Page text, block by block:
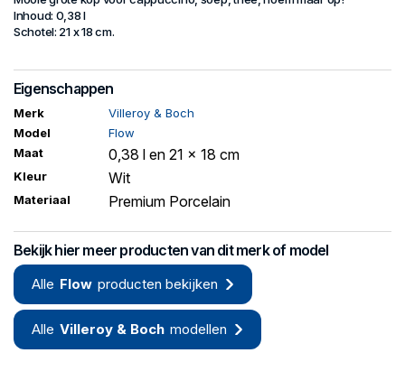
Inhoud: 0,38 l
Schotel: 21 x 18 cm.
Eigenschappen
Merk
Villeroy & Boch
Model
Flow
Maat
0,38 l en 21 x 18 cm
Kleur Wit
Materiaal Premium Porcelain
Bekijk hier meer producten van dit merk of model
Alle Flow producten bekijken
Alle Villeroy & Boch modellen